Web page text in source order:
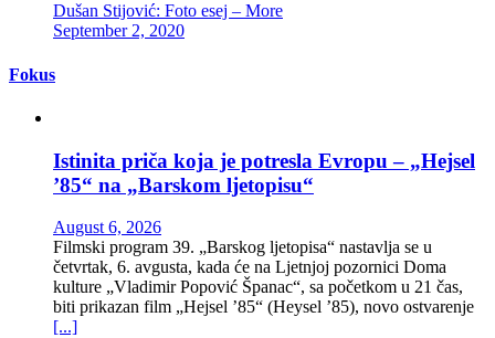
Dušan Stijović: Foto esej – More
September 2, 2020
Fokus
Istinita priča koja je potresla Evropu – „Hejsel
’85“ na „Barskom ljetopisu“
August 6, 2026
Filmski program 39. „Barskog ljetopisa“ nastavlja se u
četvrtak, 6. avgusta, kada će na Ljetnjoj pozornici Doma
kulture „Vladimir Popović Španac“, sa početkom u 21 čas,
biti prikazan film „Hejsel ’85“ (Heysel ’85), novo ostvarenje
[...]